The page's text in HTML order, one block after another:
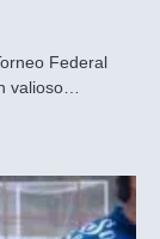
Federal
valioso…